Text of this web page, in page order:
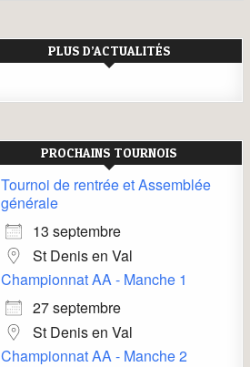
PLUS D’ACTUALITÉS
PROCHAINS TOURNOIS
Tournoi de rentrée et Assemblée
générale
13 septembre
St Denis en Val
Championnat AA - Manche 1
27 septembre
St Denis en Val
Championnat AA - Manche 2